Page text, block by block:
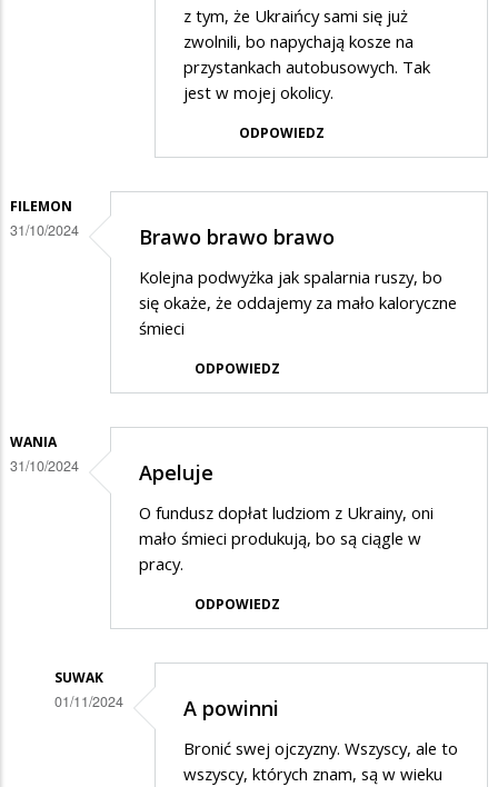
Segregować
nie
segregować
z tym, że Ukraińcy sami się już
zwolnili, bo napychają kosze na
przystankach autobusowych. Tak
jest w mojej okolicy.
ODPOWIEDZ
FILEMON
31/10/2024 Brawo brawo brawo
Kolejna podwyżka jak spalarnia ruszy, bo
się okaże, że oddajemy za mało kaloryczne
śmieci
ODPOWIEDZ
WANIA
31/10/2024 Apeluje
O fundusz dopłat ludziom z Ukrainy, oni
mało śmieci produkują, bo są ciągle w
pracy.
ODPOWIEDZ
SUWAK
01/11/2024 A powinni
Bronić swej ojczyzny. Wszyscy, ale to
wszyscy, których znam, są w wieku